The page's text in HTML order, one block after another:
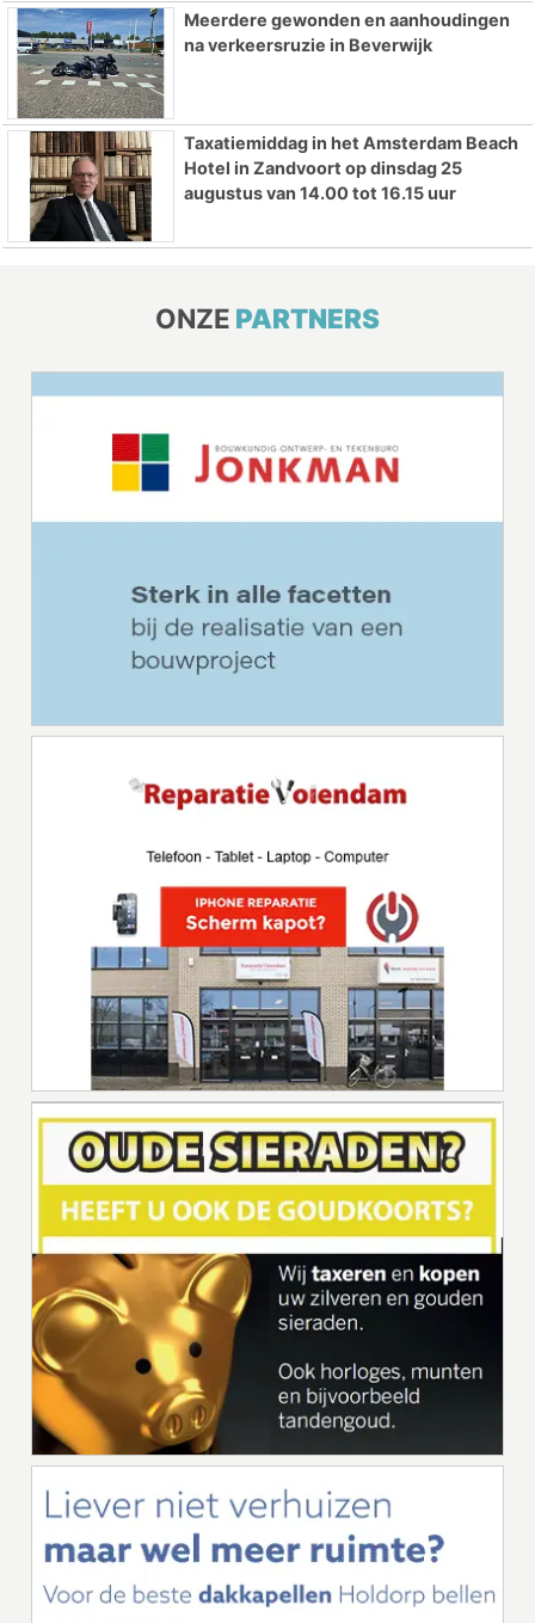
Meerdere gewonden en aanhoudingen
na verkeersruzie in Beverwijk
Taxatiemiddag in het Amsterdam Beach
Hotel in Zandvoort op dinsdag 25
augustus van 14.00 tot 16.15 uur
ONZE PARTNERS